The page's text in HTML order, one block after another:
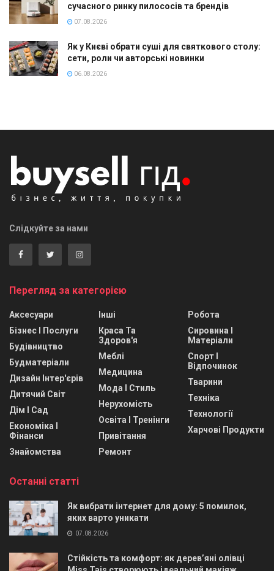
сучасного ринку пилососів та брендів
07.08.2026
Як у Києві обрати суші для святкового столу:
сети, роли чи авторські новинки
06.08.2026
Слідкуйте за нами
Перегляд за категорією
Аксесуари
Бізнес І Послуги
Будівництво
Будматеріали
Дизайн Інтер'єрів
Дитячий Світ
Дім І Сад
Економіка І
Фінанси
Знайомства
Інші
Краса Та
Здоров'я
Меблі
Медицина
Мода І Стиль
Нерухомість
Освіта І Тренінги
Привітання
Ремонт
Робота
Сировина І
Матеріали
Спорт І
Відпочинок
Тварини
Техніка
Технології
Харчові Продукти
Останні статті
Як вибрати інтернет для дому: 5 помилок,
яких варто уникати
07.08.2026
Стійкість та комфорт: як дерев’яні олівці